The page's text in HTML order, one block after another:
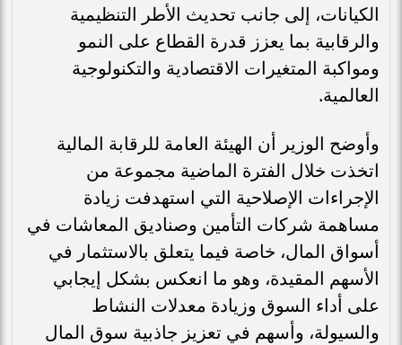
الكيانات، إلى جانب تحديث الأطر التنظيمية
والرقابية بما يعزز قدرة القطاع على النمو
ومواكبة المتغيرات الاقتصادية والتكنولوجية
العالمية.
وأوضح الوزير أن الهيئة العامة للرقابة المالية
اتخذت خلال الفترة الماضية مجموعة من
الإجراءات الإصلاحية التي استهدفت زيادة
مساهمة شركات التأمين وصناديق المعاشات في
أسواق المال، خاصة فيما يتعلق بالاستثمار في
الأسهم المقيدة، وهو ما انعكس بشكل إيجابي
على أداء السوق وزيادة معدلات النشاط
والسيولة، وأسهم في تعزيز جاذبية سوق المال